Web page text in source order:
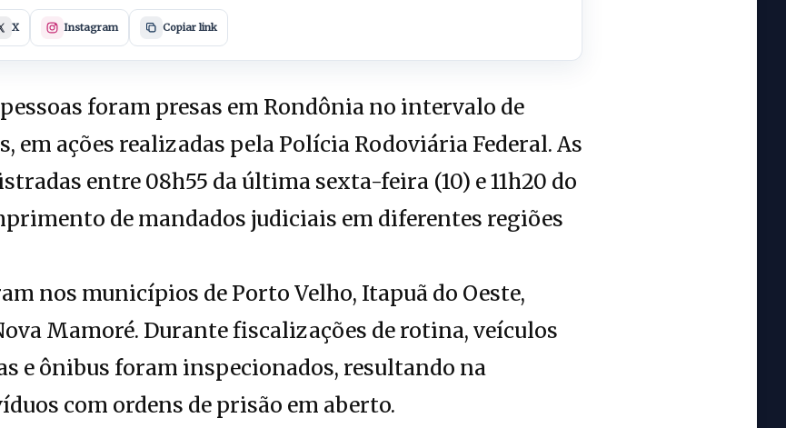
X Instagram Copiar link
pessoas foram presas em Rondônia no intervalo de
em ações realizadas pela Polícia Rodoviária Federal. As
entre 08h55 da última sexta-feira (10) e 11h20 do
de mandados judiciais em diferentes regiões
nos municípios de Porto Velho, Itapuã do Oeste,
Mamoré. Durante fiscalizações de rotina, veículos
e ônibus foram inspecionados, resultando na
com ordens de prisão em aberto.